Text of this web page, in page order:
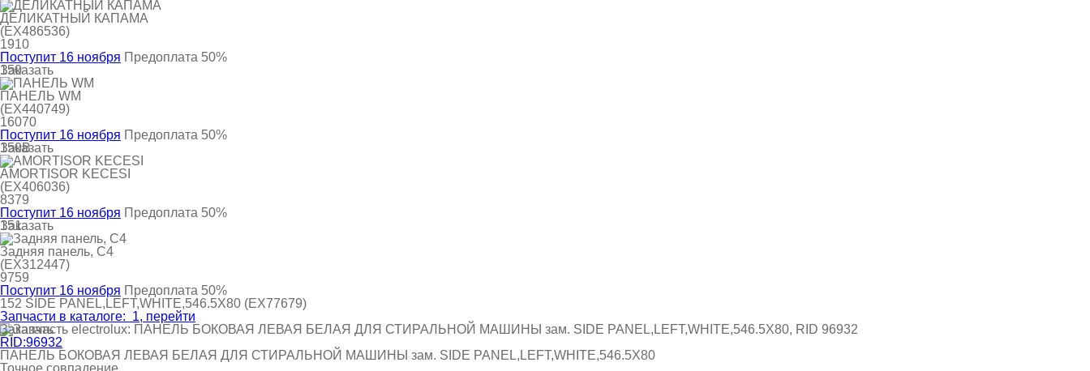
ДЕЛИКАТНЫЙ КАПАМА
(EX486536)
1910
Поступит 16 ноября Предоплата 50%
Заказать
150
ПАНЕЛЬ WM
(EX440749)
16070
Поступит 16 ноября Предоплата 50%
Заказать
150B
AMORTISOR KECESI
(EX406036)
8379
Поступит 16 ноября Предоплата 50%
Заказать
151
Задняя панель, C4
(EX312447)
9759
Поступит 16 ноября Предоплата 50%
152 SIDE PANEL,LEFT,WHITE,546.5X80 (EX77679)
Запчасти в каталоге: 1, перейти
Заказать
RID:96932
ПАНЕЛЬ БОКОВАЯ ЛЕВАЯ БЕЛАЯ ДЛЯ СТИРАЛЬНОЙ МАШИНЫ зам. SIDE PANEL,LEFT,WHITE,546.5X80
Точное совпадение